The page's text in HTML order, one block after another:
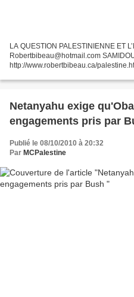
LA QUESTION PALESTINIENNE ET
Robertbibeau@hotmail.com
http://www.robertbibeau.ca/
événements à présenter,...
Netanyahu exige
engagements pris par
Publié le 08/10/2010 à 20:32
Par MCPalestine